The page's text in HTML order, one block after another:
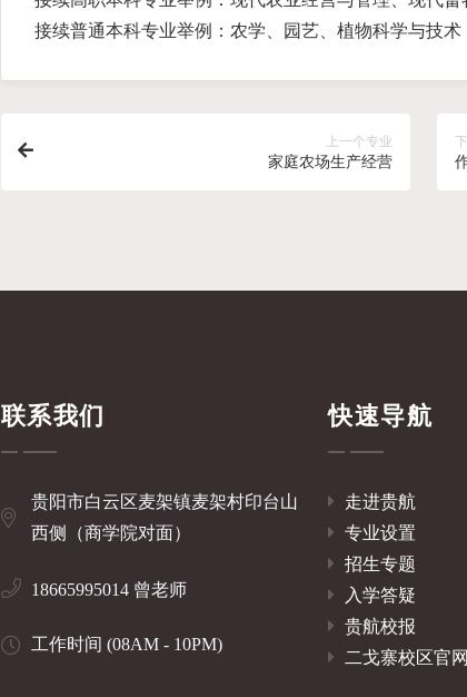
接续普通本科专业举例：农学、园艺、植物科学与技术
上一个专业
家庭农场生产经营
联系我们
贵阳市白云区麦架镇麦架村印台山
西侧（商学院对面）
18665995014 曾老师
工作时间 (08AM - 10PM)
快速导航
走进贵航
专业设置
招生专题
入学答疑
贵航校报
二戈寨校区官网